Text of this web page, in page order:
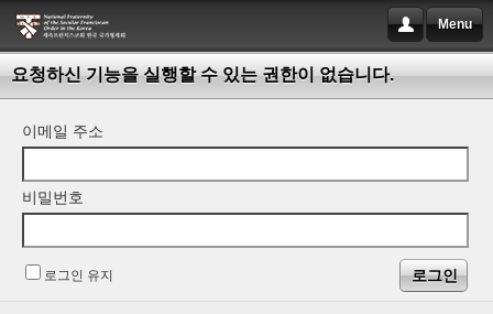
Menu
요청하신 기능을 실행할 수 있는 권한이 없습니다.
이메일 주소
비밀번호
로그인 유지